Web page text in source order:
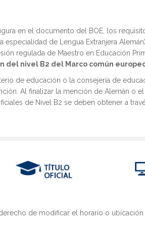
Máster Universitario
Educación Inclusiva
en el documento del BOE, los
especialidad de Lengua Extranjera
regulada de Maestro en Educación
del nivel B2 del Marco común
de educación o la consejería de
Al finalizar la mención de Alemán o
de Nivel B2 se deben obtener a
de modificar el horario o